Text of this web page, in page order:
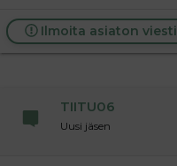
Ilmoita asiaton viesti
TIITU06
Uusi jäsen